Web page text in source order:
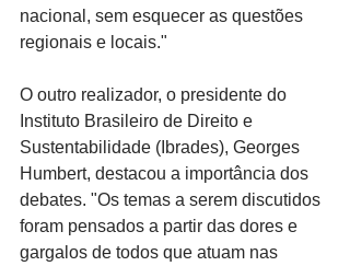
nacional, sem esquecer as questões
regionais e locais."
O outro realizador, o presidente do
Instituto Brasileiro de Direito e
Sustentabilidade (Ibrades), Georges
Humbert, destacou a importância dos
debates. "Os temas a serem discutidos
foram pensados a partir das dores e
gargalos de todos que atuam nas